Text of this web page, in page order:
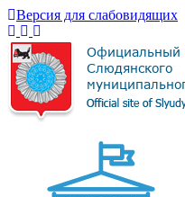
Версия для слабовидящих